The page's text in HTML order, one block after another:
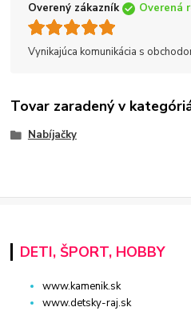
Overený zákazník Overená
Vynikajúca komunikácia s
Tovar zaradený v
Nabíjačky
DETI, ŠPORT, HOBBY
www.kamenik.sk
www.detsky-raj.sk